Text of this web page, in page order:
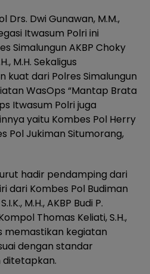
Drs. Dwi Gunawan, M.M.,
Itwasum Polri ini
Simalungun AKBP Choky
M.H. Sekaligus
kuat dari Polres Simalungun
WasOps “Mantap Brata
Itwasum Polri juga
yaitu Kombes Pol Herry
Pol Jukiman Situmorang,
hadir pendamping dari
dari Kombes Pol Budiman
M.H., AKBP Budi P.
Thomas Keliati, S.H.,
memastikan kegiatan
dengan standar
ditetapkan.